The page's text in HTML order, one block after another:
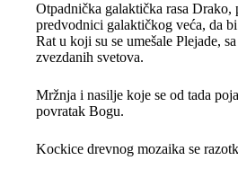
Otpadnička galaktička rasa Drako,
predvodnici galaktičkog veća, da
Rat u koji su se umešale Plejade,
zvezdanih svetova.
Mržnja i nasilje koje se od tada
povratak Bogu.
Kockice drevnog mozaika se